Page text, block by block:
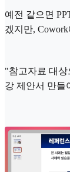
예전 같으면
겠지만, Cowork
"참고자료 대상
강 제안서 만들